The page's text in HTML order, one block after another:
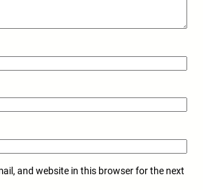
and website in this browser for the next